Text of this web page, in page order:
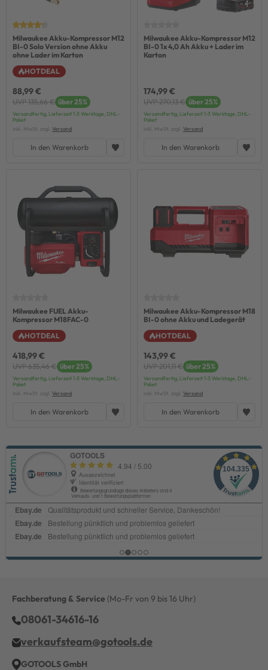
Milwaukee Akku-Kompressor M12
BI-0 Solo Version ohne Akku
ohne Lader im Karton
HOTDEAL
88,99 €
UVP 135,66 € über 25%
Versandfertig, Lieferzeit 1-3 Werktage, DHL-
Paket
inkl. MwSt. zzgl. Versand
In den Warenkorb
Milwaukee Akku-Kompressor M12
BI-0 1x 4,0 Ah Akku + Lader im
Karton
174,99 €
UVP 270,13 € über 25%
Versandfertig, Lieferzeit 1-3 Werktage, DHL-
Paket
inkl. MwSt. zzgl. Versand
In den Warenkorb
Milwaukee FUEL Akku-
Kompressor M18FAC-0
HOTDEAL
418,99 €
UVP 635,46 € über 25%
Versandfertig, Lieferzeit 1-3 Werktage, DHL-
Paket
inkl. MwSt. zzgl. Versand
In den Warenkorb
Milwaukee Akku-Kompressor M18
BI-0 ohne Akku und Ladegerät
HOTDEAL
143,99 €
UVP 201,11 € über 25%
Versandfertig, Lieferzeit 1-3 Werktage, DHL-
Paket
inkl. MwSt. zzgl. Versand
In den Warenkorb
Fachberatung & Service (Mo-Fr von 9 bis 16 Uhr)
08061-34616-16
verkaufsteam@gotools.de
GOTOOLS GmbH